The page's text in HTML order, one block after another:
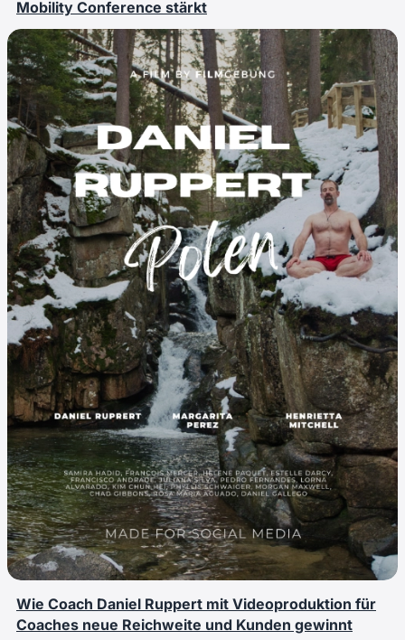
Mobility Conference stärkt
Wie Coach Daniel Ruppert mit Videoproduktion für
Coaches neue Reichweite und Kunden gewinnt